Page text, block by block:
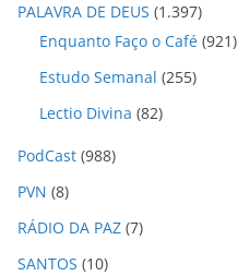
PALAVRA DE DEUS (1.397)
Enquanto Faço o Café (921)
Estudo Semanal (255)
Lectio Divina (82)
PodCast (988)
PVN (8)
RÁDIO DA PAZ (7)
SANTOS (10)